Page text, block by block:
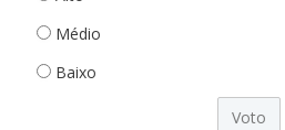
Médio
Baixo